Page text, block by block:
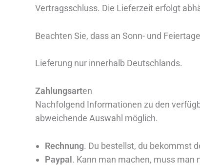
Vertragsschluss. Die Lieferzeit erfolgt
Beachten Sie, dass an Sonn- und
Lieferung nur innerhalb Deutschlands.
Zahlungsarten
Nachfolgend Informationen zu den
abweichende Auswahl möglich.
Rechnung. Du bestellst, du bekommst
Paypal . Kann man machen, muss man